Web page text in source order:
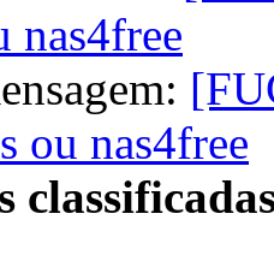
nas4free
ou nas4free